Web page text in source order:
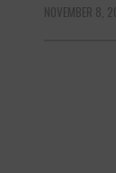
NOVEMBER 8,